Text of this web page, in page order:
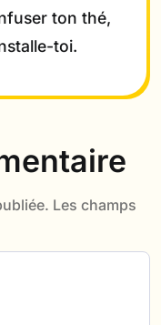
ton thé,
toi.
Les champs